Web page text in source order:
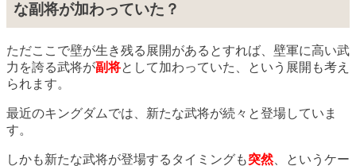
な副将が加わっていた？
ただここで壁が生き残る展開があるとすれば、壁軍に高い武
力を誇る武将が副将として加わっていた、という展開も考え
られます。
最近のキングダムでは、新たな武将が続々と登場していま
す。
しかも新たな武将が登場するタイミングも突然、というケー